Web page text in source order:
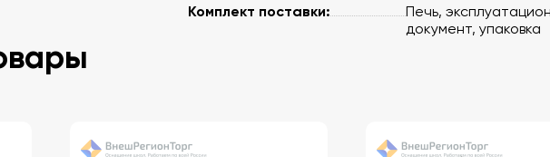
Комплект поставки:
Печь,
документ, упаковка